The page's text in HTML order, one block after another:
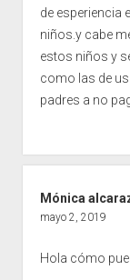
de esperiencia
niños.y cabe
estos niños y
como las de
padres a no
Mónica
mayo 2, 2019
Hola cómo